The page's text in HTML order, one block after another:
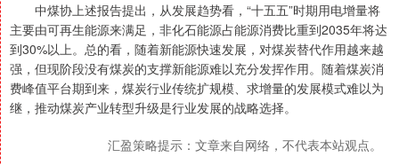
中煤协上述报告提出，从发展趋势看，“十五五”时期用电增量将
主要由可再生能源来满足，非化石能源占能源消费比重到2035年将达
到30%以上。总的看，随着新能源快速发展，对煤炭替代作用越来越
强，但现阶段没有煤炭的支撑新能源难以充分发挥作用。随着煤炭消
费峰值平台期到来，煤炭行业传统扩规模、求增量的发展模式难以为
继，推动煤炭产业转型升级是行业发展的战略选择。
汇盈策略提示：文章来自网络，不代表本站观点。